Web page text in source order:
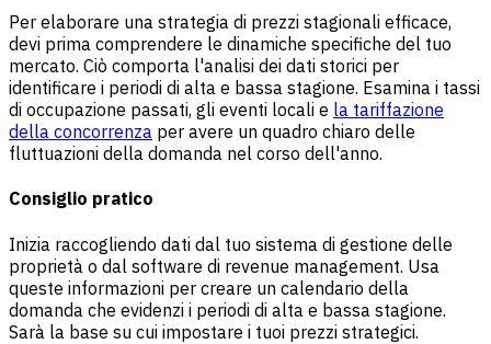
Per elaborare una strategia di prezzi stagionali efficace,
devi prima comprendere le dinamiche specifiche del tuo
mercato. Ciò comporta l'analisi dei dati storici per
identificare i periodi di alta e bassa stagione. Esamina i tassi
di occupazione passati, gli eventi locali e la tariffazione
della concorrenza per avere un quadro chiaro delle
fluttuazioni della domanda nel corso dell'anno.
Consiglio pratico
Inizia raccogliendo dati dal tuo sistema di gestione delle
proprietà o dal software di revenue management. Usa
queste informazioni per creare un calendario della
domanda che evidenzi i periodi di alta e bassa stagione.
Sarà la base su cui impostare i tuoi prezzi strategici.